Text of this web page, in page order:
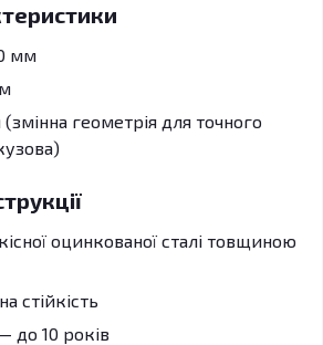
мм
геометрія для точного
оцинкованої сталі товщиною
стійкість
до 10 років